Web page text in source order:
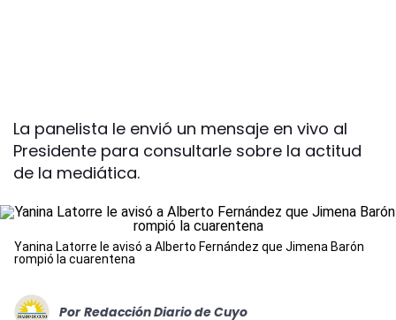
La panelista le envió un mensaje en vivo al
Presidente para consultarle sobre la actitud
de la mediática.
Yanina Latorre le avisó a Alberto Fernández que Jimena Barón
rompió la cuarentena
Por Redacción Diario de Cuyo